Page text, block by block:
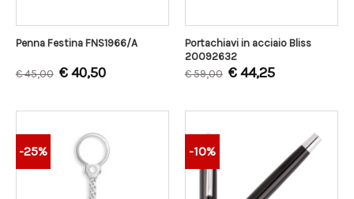
Penna Festina FNS1966/A
€45,00 €40,50
Portachiavi in acciaio Bliss
20092632
€59,00 €44,25
-25% -10%